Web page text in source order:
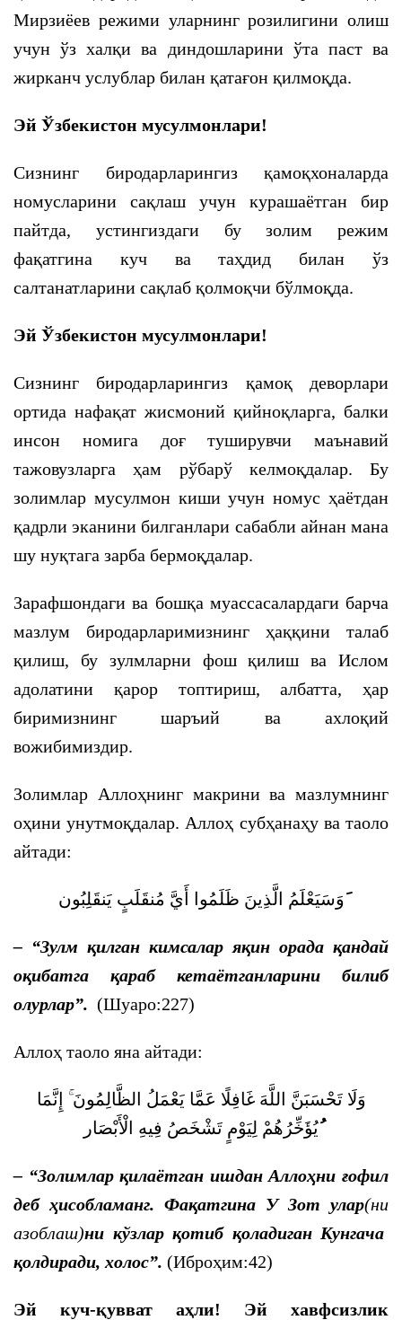
Мирзиёев режими уларнинг розилигини олиш
учун ўз халқи ва диндошларини ўта паст ва
жирканч услублар билан қатағон қилмоқда.
Эй Ўзбекистон мусулмонлари!
Сизнинг биродарларингиз қамоқхоналарда
номусларини сақлаш учун курашаётган бир
пайтда, устингиздаги бу золим режим
фақатгина куч ва таҳдид билан ўз
салтанатларини сақлаб қолмоқчи бўлмоқда.
Эй Ўзбекистон мусулмонлари!
Сизнинг биродарларингиз қамоқ деворлари
ортида нафақат жисмоний қийноқларга, балки
инсон номига доғ туширувчи маънавий
тажовузларга ҳам рўбарў келмоқдалар. Бу
золимлар мусулмон киши учун номус ҳаётдан
қадрли эканини билганлари сабабли айнан мана
шу нуқтага зарба бермоқдалар.
Зарафшондаги ва бошқа муассасалардаги барча
мазлум биродарларимизнинг ҳаққини талаб
қилиш, бу зулмларни фош қилиш ва Ислом
адолатини қарор топтириш, албатта, ҳар
биримизнинг шаръий ва ахлоқий
вожибимиздир.
Золимлар Аллоҳнинг макрини ва мазлумнинг
оҳини унутмоқдалар. Аллоҳ субҳанаҳу ва таоло
айтади:
وَسَيَعْلَمُ الَّذِينَ ظَلَمُوا أَيَّ مُنقَلَبٍ يَنقَلِبُون
– “Зулм қилган кимсалар яқин орада қандай
оқибатга қараб кетаётганларини билиб
олурлар”. (Шуаро:227)
Аллоҳ таоло яна айтади:
وَلَا تَحْسَبَنَّ اللَّهَ غَافِلًا عَمَّا يَعْمَلُ الظَّالِمُونَ ۚ إِنَّمَا
يُؤَخِّرُهُمْ لِيَوْمٍ تَشْخَصُ فِيهِ الْأَبْصَار
– “Золимлар қилаётган ишдан Аллоҳни ғофил
деб ҳисобламанг. Фақатгина У Зот улар(ни
азоблаш)ни кўзлар қотиб қоладиган Кунгача
қолдиради, холос”. (Иброҳим:42)
Эй куч-қувват аҳли! Эй хавфсизлик